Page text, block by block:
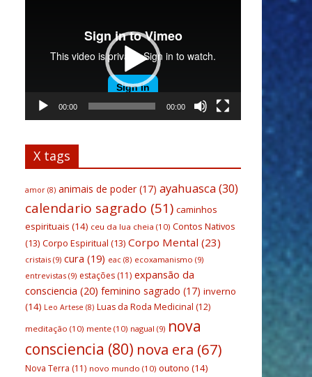
00:00 00:00
X tags
amor (8) animais de poder(17) ayahuasca(30)
calendario sagrado (51) caminhos
espirituais (14) ceu da lua cheia (10) Contos Nativos
(13) Corpo Espiritual (13) Corpo Mental (23)
cristais (9) cura (19) eac (8) ecoxamanismo (9)
entrevistas (9) estações (11) expansão da
consciencia (20) feminino sagrado (17) inverno
(14) Leo Artese (8) Luas da Roda Medicinal (12)
meditação (10) mente (10) nagual (9) nova
consciencia (80) nova era (67)
Nova Terra (11) novo mundo (10) outono (14)